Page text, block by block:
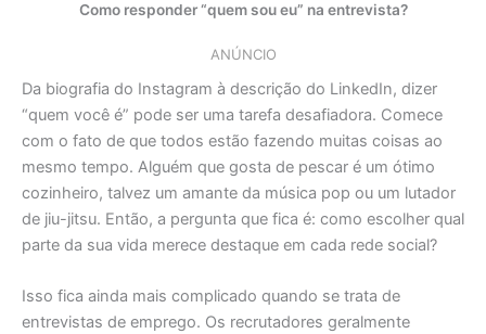
Como responder “quem sou eu” na entrevista?
ANÚNCIO
Da biografia do Instagram à descrição do LinkedIn, dizer
“quem você é” pode ser uma tarefa desafiadora. Comece
com o fato de que todos estão fazendo muitas coisas ao
mesmo tempo. Alguém que gosta de pescar é um ótimo
cozinheiro, talvez um amante da música pop ou um lutador
de jiu-jitsu. Então, a pergunta que fica é: como escolher qual
parte da sua vida merece destaque em cada rede social?
Isso fica ainda mais complicado quando se trata de
entrevistas de emprego. Os recrutadores geralmente